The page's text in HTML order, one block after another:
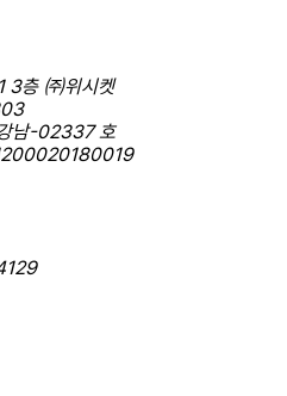
3층 ㈜위시켓
남-02337 호